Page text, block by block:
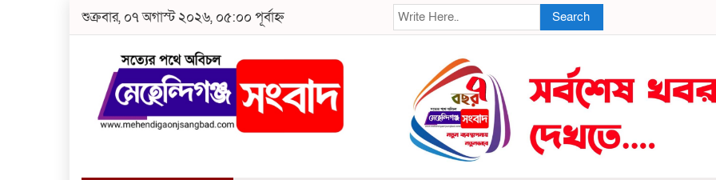
শুক্রবার, ০৭ অগাস্ট ২০২৬, ০৫:০০ পূর্বাহ্ন Search